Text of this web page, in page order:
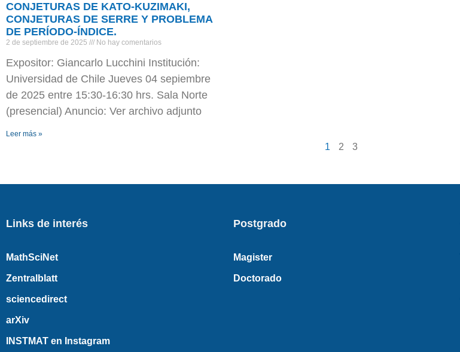
CONJETURAS DE KATO-KUZIMAKI,
CONJETURAS DE SERRE Y PROBLEMA
DE PERÍODO-ÍNDICE.
2 de septiembre de 2025 No hay comentarios
Expositor: Giancarlo Lucchini Institución:
Universidad de Chile Jueves 04 sepiembre
de 2025 entre 15:30-16:30 hrs. Sala Norte
(presencial) Anuncio: Ver archivo adjunto
Leer más »
1 2 3
Links de interés
MathSciNet
Zentralblatt
sciencedirect
arXiv
INSTMAT en Instagram
Postgrado
Magister
Doctorado